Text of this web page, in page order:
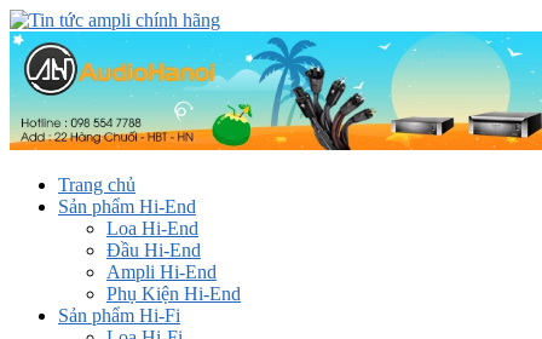
Trang chủ
Sản phẩm Hi-End
Loa Hi-End
Đầu Hi-End
Ampli Hi-End
Phụ Kiện Hi-End
Sản phẩm Hi-Fi